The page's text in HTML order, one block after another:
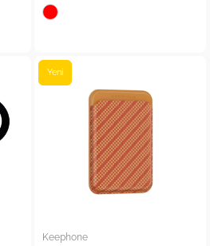
Keephone
Yeni